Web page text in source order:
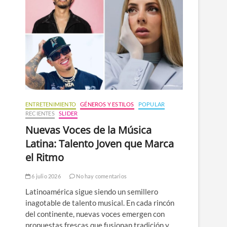
n
ú
ENTRETENIMIENTO GÉNEROS Y ESTILOS
POPULAR
RECIENTES
SLIDER
Nuevas Voces de la Música
Latina: Talento Joven que Marca
el Ritmo
6 julio 2026 No hay comentarios
Latinoamérica sigue siendo un semillero
inagotable de talento musical. En cada rincón
del continente, nuevas voces emergen con
propuestas frescas que fusionan tradición y